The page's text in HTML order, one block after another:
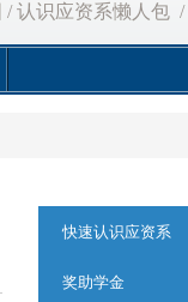
/认识应资系懒人包 /
快速认识应资系
奖助学金